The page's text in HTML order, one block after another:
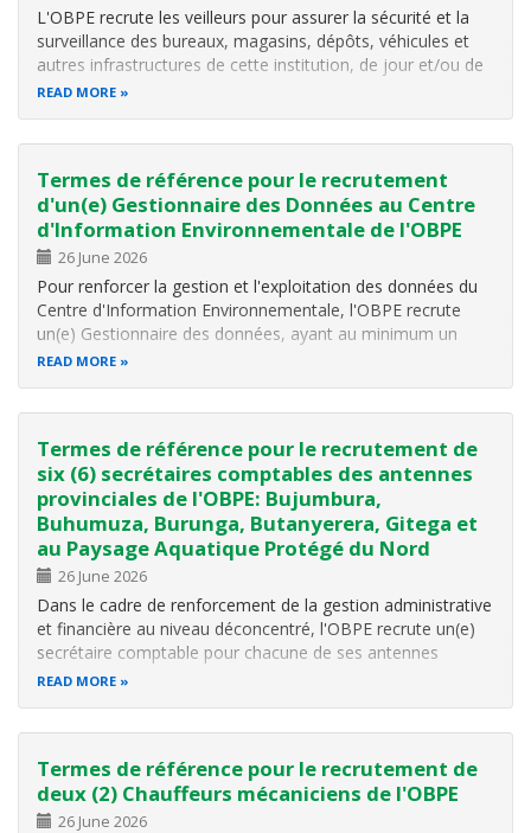
L'OBPE recrute les veilleurs pour assurer la sécurité et la
surveillance des bureaux, magasins, dépôts, véhicules et
autres infrastructures de cette institution, de jour et/ou de
nuit. Pour plus d'informations, cliquer ici .
READ MORE
Termes de référence pour le recrutement
d'un(e) Gestionnaire des Données au Centre
d'Information Environnementale de l'OBPE
26 June 2026
Pour renforcer la gestion et l'exploitation des données du
Centre d'Information Environnementale, l'OBPE recrute
un(e) Gestionnaire des données, ayant au minimum un
diplôme de Bac III en Statistique ou discipline similaire.
READ MORE
Termes de référence pour le recrutement de
six (6) secrétaires comptables des antennes
provinciales de l'OBPE: Bujumbura,
Buhumuza, Burunga, Butanyerera, Gitega et
au Paysage Aquatique Protégé du Nord
26 June 2026
Dans le cadre de renforcement de la gestion administrative
et financière au niveau déconcentré, l'OBPE recrute un(e)
secrétaire comptable pour chacune de ses antennes
provinciales de Bujumbura, Buhumuza, Burunga,
READ MORE
Termes de référence pour le recrutement de
deux (2) Chauffeurs mécaniciens de l'OBPE
26 June 2026